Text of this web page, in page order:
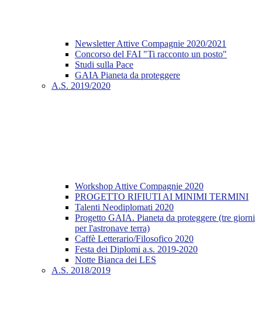
Newsletter Attive Compagnie 2020/2021
Concorso del FAI "Ti racconto un posto"
Studi sulla Pace
GAIA Pianeta da proteggere
A.S. 2019/2020
Workshop Attive Compagnie 2020
PROGETTO RIFIUTI AI MINIMI TERMINI
Talenti Neodiplomati 2020
Progetto GAIA. Pianeta da proteggere (tre giorni
per l'astronave terra)
Caffè Letterario/Filosofico 2020
Festa dei Diplomi a.s. 2019-2020
Notte Bianca dei LES
A.S. 2018/2019